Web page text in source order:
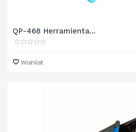
QP-468 Herramienta...
Wishlist